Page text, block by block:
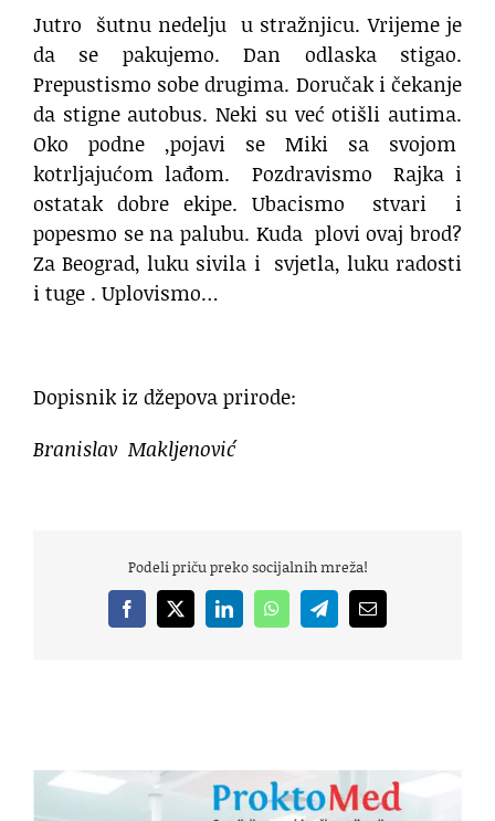
Jutro šutnu nedelju u stražnjicu. Vrijeme je
da se pakujemo. Dan odlaska stigao.
Prepustismo sobe drugima. Doručak i čekanje
da stigne autobus. Neki su već otišli autima.
Oko podne ,pojavi se Miki sa svojom
kotrljajućom lađom.
Pozdravismo
Rajka i
ostatak dobre ekipe. Ubacismo
stvari
i
popesmo se na palubu. Kuda plovi ovaj brod?
Za Beograd, luku sivila i svjetla, luku radosti
i tuge . Uplovismo…
Dopisnik iz džepova prirode:
Branislav Makljenović
Podeli priču preko socijalnih mreža!
Facebook
X LinkedInWhatsAppTelegramEmail